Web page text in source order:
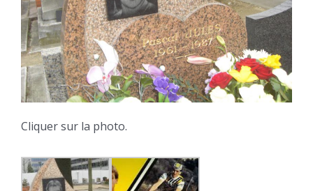
Cliquer sur la photo.